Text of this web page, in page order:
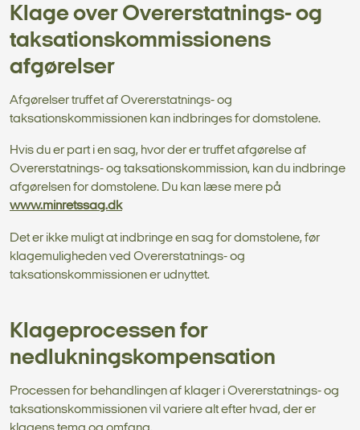
Klage over Overerstatnings- og
taksationskommissionens
afgørelser
Afgørelser truffet af Overerstatnings- og
taksationskommissionen kan indbringes for domstolene.
Hvis du er part i en sag, hvor der er truffet afgørelse af
Overerstatnings- og taksationskommission, kan du indbringe
afgørelsen for domstolene. Du kan læse mere på
www.minretssag.dk
Det er ikke muligt at indbringe en sag for domstolene, før
klagemuligheden ved Overerstatnings- og
taksationskommissionen er udnyttet.
Klageprocessen for
nedlukningskompensation
Processen for behandlingen af klager i Overerstatnings- og
taksationskommissionen vil variere alt efter hvad, der er